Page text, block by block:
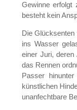
Gewinne erfolgt
besteht kein
Die
ins Wasser
einer Juri,
das Rennen
Passer
künstlichen
unanfechtbare